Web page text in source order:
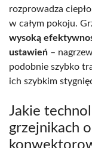
rozprowadza
w całym pokoju.
wysoką
ustawień –
podobnie szybko
ich szybkim
Jakie
grzejnikach